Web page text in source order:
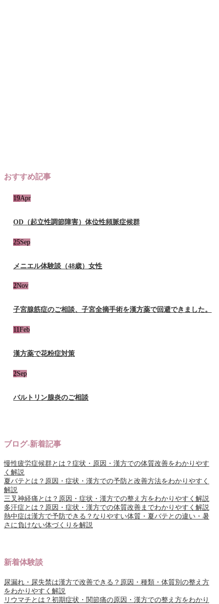
おすすめ記事
19Apr
OD（起立性調節障害）体位性頻脈症候群
25Sep
メニエル体験談（48歳）女性
2Nov
子宮腺筋症のご相談、子宮全摘手術を漢方薬で回避できました。
11 Feb
漢方薬で花粉症対策
2Sep
バルトリン腺炎のご相談
ブログ-新着記事
慢性疲労症候群とは？症状・原因・漢方での体質改善をわかりやす
く解説
夏バテとは？原因・症状・漢方での予防と改善方法をわかりやすく
解説
三叉神経痛とは？原因・症状・漢方での整え方をわかりやすく解説
多汗症とは？原因・症状・漢方での体質改善までわかりやすく解説
熱中症は漢方で予防できる？なりやすい体質・夏バテとの違い・暑
さに負けない体づくりを解説
新着体験談
尿漏れ・尿失禁は漢方で改善できる？原因・種類・体質別の整え方
をわかりやすく解説
リウマチとは？初期症状・関節痛の原因・漢方での整え方をわかり